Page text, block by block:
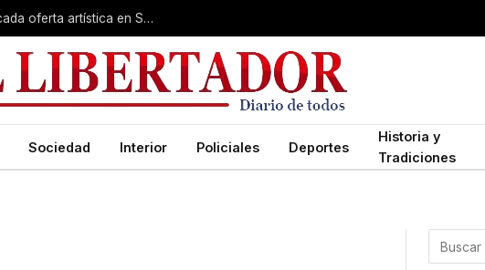
Rumbo a la Fiesta Patronal: fe, expo y una destacada oferta artística en San Roque
Sociedad Interior Policiales Deportes
Historia y
Tradiciones